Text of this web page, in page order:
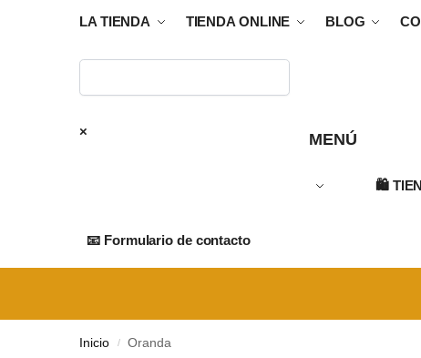
LA TIENDA TIENDA ONLINE BLOG
× MENÚ
🛍️
📧 Formulario de contacto
Inicio / Oranda